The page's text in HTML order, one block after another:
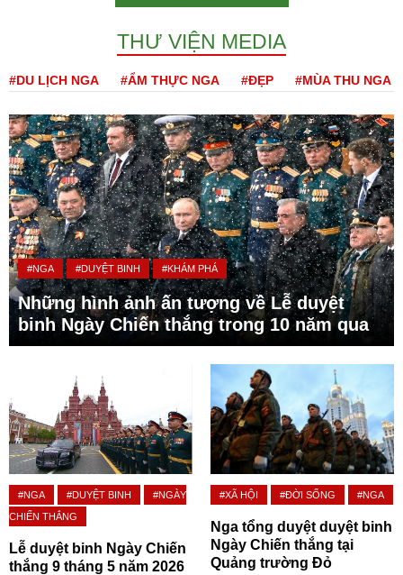
THƯ VIỆN MEDIA
#DU LỊCH NGA #ẨM THỰC NGA #ĐẸP #MÙA THU NGA
#NGA #DUYỆT BINH #KHÁM PHÁ
Những hình ảnh ấn tượng về Lễ duyệt
binh Ngày Chiến thắng trong 10 năm qua
#NGA #DUYỆT BINH
#NGÀY
CHIẾN THẮNG
Lễ duyệt binh Ngày Chiến
thắng 9 tháng 5 năm 2026
#XÃ HỘI #ĐỜI SỐNG #NGA
Nga tổng duyệt duyệt binh
Ngày Chiến thắng tại
Quảng trường Đỏ